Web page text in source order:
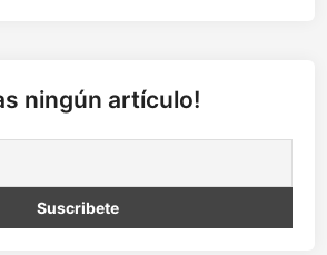
ningún artículo!